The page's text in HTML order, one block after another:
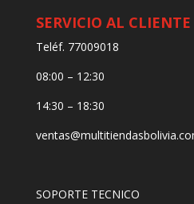
SERVICIO AL CLIENTE
Teléf. 77009018
08:00 – 12:30
14:30 – 18:30
SOPORTE TECNICO